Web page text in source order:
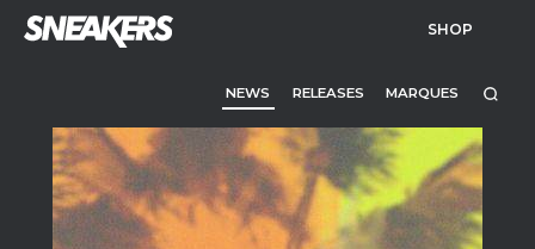
SHOP
NEWS RELEASES MARQUES